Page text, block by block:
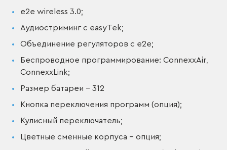
e2e wireless 3.0;
Аудиостриминг с easyTek;
Объединение регуляторов с е2е;
Беспроводное программирование: ConnexxAir,
ConnexxLink;
Размер батареи – 312
Кнопка переключения программ (опция);
Кулисный переключатель;
Цветные сменные корпуса – опция;